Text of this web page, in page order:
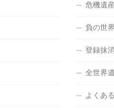
危機遺
負の世
登録抹
全世界
よくあ